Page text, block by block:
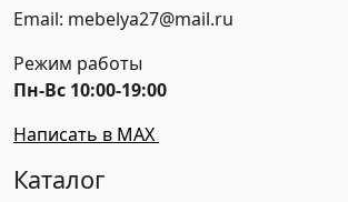
Email: mebelya27@mail.ru
Режим работы
Пн-Вс 10:00-19:00
Написать в MAX
Каталог